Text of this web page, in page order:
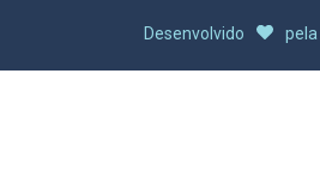
Desenvolvido pela